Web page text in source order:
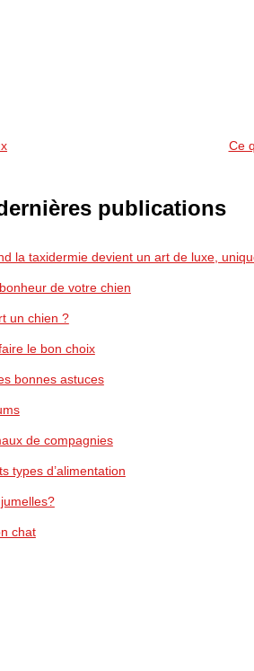
Ce
publications
la taxidermie devient un art de luxe,
de votre chien
un chien ?
le bon choix
bonnes astuces
de compagnies
types d’alimentation
chat